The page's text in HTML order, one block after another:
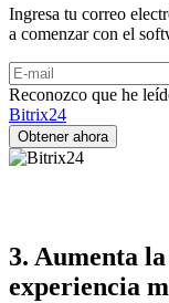
Ingresa tu correo
a comenzar con el
Reconozco que he
Bitrix24
3. Aumenta
experiencia